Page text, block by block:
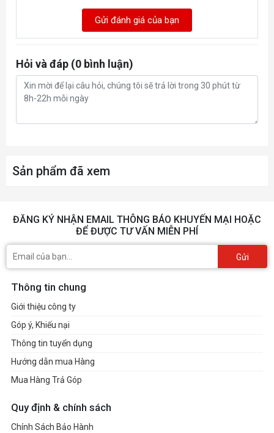
Gửi đánh giá của bạn
Hỏi và đáp (0 bình luận)
Sản phẩm đã xem
ĐĂNG KÝ NHẬN EMAIL THÔNG BÁO KHUYẾN MẠI HOẶC
ĐỂ ĐƯỢC TƯ VẤN MIỄN PHÍ
Gửi
Thông tin chung
Giới thiệu công ty
Góp ý, Khiếu nại
Thông tin tuyển dụng
Hướng dẫn mua Hàng
Mua Hàng Trả Góp
Quy định & chính sách
Chính Sách Bảo Hành